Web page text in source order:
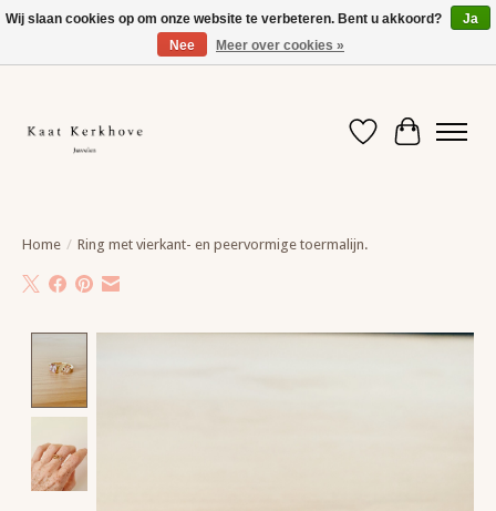
Even ertussenuit. Vanaf 10/8 help ik je terug met plezier verder.
Verlanglijst
Home / Ring met vierkant- en peervormige toermalijn.
Product image slideshow Items
Wij slaan cookies op om onze website te verbeteren. Bent u akkoord?
Ja
Nee
Meer over cookies »